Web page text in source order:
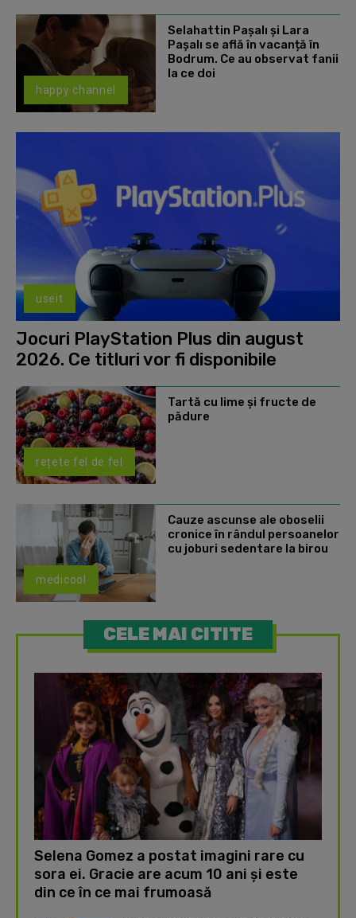
happy channel
Selahattin Paşalı și Lara
Paşalı se află în vacanță în
Bodrum. Ce au observat fanii
la ce doi
useit
Jocuri PlayStation Plus din august
2026. Ce titluri vor fi disponibile
rețete fel de fel
Tartă cu lime și fructe de
pădure
medicool
Cauze ascunse ale oboselii
cronice în rândul persoanelor
cu joburi sedentare la birou
CELE MAI CITITE
Selena Gomez a postat imagini rare cu
sora ei. Gracie are acum 10 ani și este
din ce în ce mai frumoasă